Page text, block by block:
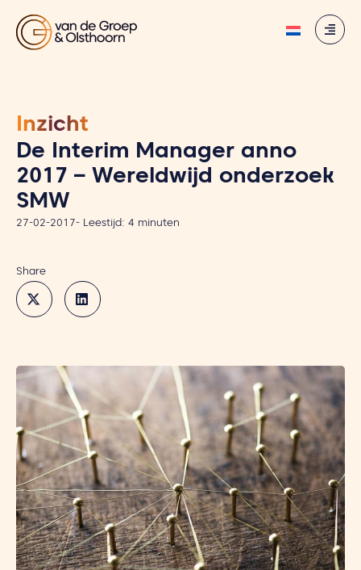
Share
Inzicht
De Interim Manager anno
2017 – Wereldwijd onderzoek
SMW
27-02-2017 - Leestijd: 4 minuten